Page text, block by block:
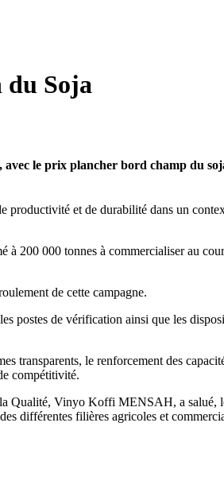
du Soja
avec le prix plancher bord champ du
productivité et de durabilité dans un
200 000 tonnes à commercialiser au
de cette campagne.
postes de vérification ainsi que les
transparents, le renforcement des
compétitivité.
Qualité, Vinyo Koffi MENSAH, a salué,
différentes filières agricoles et